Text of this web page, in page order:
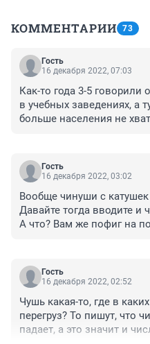
КОММЕНТАРИИ 73
Гость
16 декабря 2022, 07:03
Как-то года 3-5
в учебных заведениях, а
больше населения не
Гость
16 декабря 2022, 03:02
Вообще чинуши с
Давайте тогда вводите и
А что? Вам же пофиг на
Аам самим не стыдно?
Гость
16 декабря 2022, 02:52
Чушь какая-то, где в
перегруз? То пишут, что
падает, а это значит и